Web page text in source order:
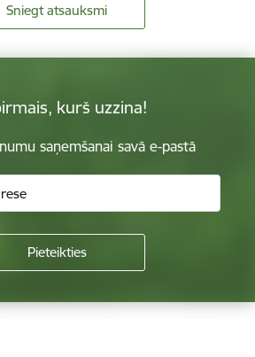
Sniegt atsauksmi
kurš uzzina!
saņemšanai savā e-pastā